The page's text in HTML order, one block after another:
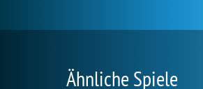
Ähnliche Spiele